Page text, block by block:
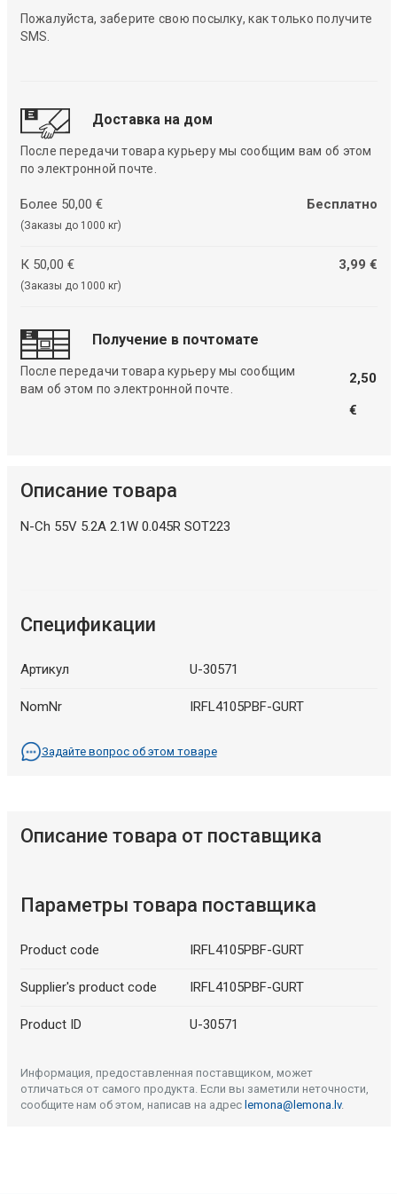
Пожалуйста, заберите свою посылку, как только получите
SMS.
Доставка на дом
После передачи товара курьеру мы сообщим вам об этом
по электронной почте.
Более 50,00 €
(Заказы до 1000 кг)
Бесплатно
К 50,00 €
(Заказы до 1000 кг)
3,99 €
Получение в почтомате
После передачи товара курьеру мы сообщим
вам об этом по электронной почте.
2,50
€
Описание товара
N-Ch 55V 5.2A 2.1W 0.045R SOT223
Спецификации
Артикул U-30571
NomNr IRFL4105PBF-GURT
Задайте вопрос об этом товаре
Описание товара от поставщика
Параметры товара поставщика
Product code IRFL4105PBF-GURT
Supplier's product code IRFL4105PBF-GURT
Product ID U-30571
Информация, предоставленная поставщиком, может
отличаться от самого продукта. Если вы заметили неточности,
сообщите нам об этом, написав на адрес lemona@lemona.lv.